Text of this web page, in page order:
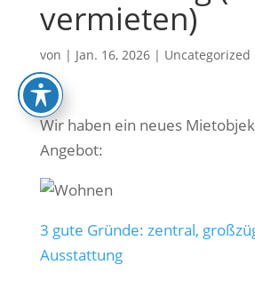
vermieten)
von | Jan. 16, 2026| Uncategorized
Wir haben ein neues
Angebot:
3 gute Gründe: zentral,
Ausstattung